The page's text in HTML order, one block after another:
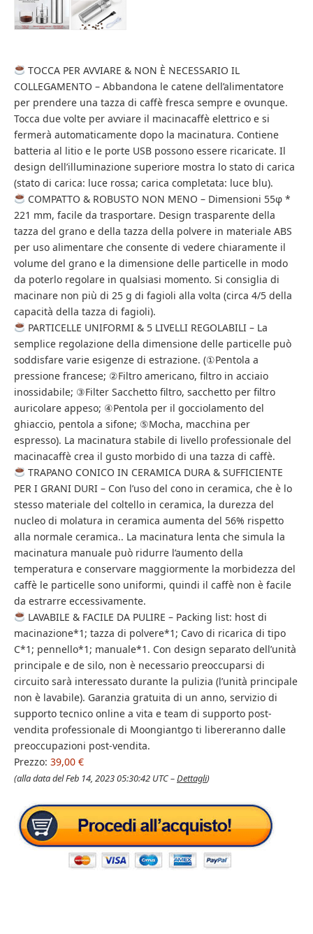
TOCCA PER AVVIARE & NON È NECESSARIO IL
COLLEGAMENTO – Abbandona le catene dell’alimentatore
per prendere una tazza di caffè fresca sempre e ovunque.
Tocca due volte per avviare il macinacaffè elettrico e si
fermerà automaticamente dopo la macinatura. Contiene
batteria al litio e le porte USB possono essere ricaricate. Il
design dell’illuminazione superiore mostra lo stato di carica
(stato di carica: luce rossa; carica completata: luce blu).
COMPATTO & ROBUSTO NON MENO – Dimensioni 55φ *
221 mm, facile da trasportare. Design trasparente della
tazza del grano e della tazza della polvere in materiale ABS
per uso alimentare che consente di vedere chiaramente il
volume del grano e la dimensione delle particelle in modo
da poterlo regolare in qualsiasi momento. Si consiglia di
macinare non più di 25 g di fagioli alla volta (circa 4/5 della
capacità della tazza di fagioli).
PARTICELLE UNIFORMI & 5 LIVELLI REGOLABILI – La
semplice regolazione della dimensione delle particelle può
soddisfare varie esigenze di estrazione. (①Pentola a
pressione francese; ②Filtro americano, filtro in acciaio
inossidabile; ③Filter Sacchetto filtro, sacchetto per filtro
auricolare appeso; ④Pentola per il gocciolamento del
ghiaccio, pentola a sifone; ⑤Mocha, macchina per
espresso). La macinatura stabile di livello professionale del
macinacaffè crea il gusto morbido di una tazza di caffè.
TRAPANO CONICO IN CERAMICA DURA & SUFFICIENTE
PER I GRANI DURI – Con l’uso del cono in ceramica, che è lo
stesso materiale del coltello in ceramica, la durezza del
nucleo di molatura in ceramica aumenta del 56% rispetto
alla normale ceramica.. La macinatura lenta che simula la
macinatura manuale può ridurre l’aumento della
temperatura e conservare maggiormente la morbidezza del
caffè le particelle sono uniformi, quindi il caffè non è facile
da estrarre eccessivamente.
LAVABILE & FACILE DA PULIRE – Packing list: host di
macinazione*1; tazza di polvere*1; Cavo di ricarica di tipo
C*1; pennello*1; manuale*1. Con design separato dell’unità
principale e de silo, non è necessario preoccuparsi di
circuito sarà interessato durante la pulizia (l’unità principale
non è lavabile). Garanzia gratuita di un anno, servizio di
supporto tecnico online a vita e team di supporto post-
vendita professionale di Moongiantgo ti libereranno dalle
preoccupazioni post-vendita.
Prezzo: 39,00 €
(alla data del Feb 14, 2023 05:30:42 UTC –Dettagli)